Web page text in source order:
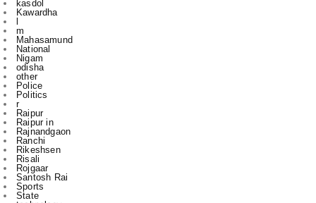
National
Nigam
odisha
other
Police
Politics
r
Raipur
Raipur in
Rajnandgaon
Ranchi
Rikeshsen
Risali
Rojgaar
Santosh Rai
Sports
State
technology
to
u
vijay sharma
आबकारी